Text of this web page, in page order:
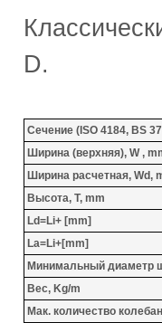
D.
Сечение (ISO 4184, BS
Ширина (верхняя), W ,
Ширина расчетная, Wd,
Высота, T, mm
Ld=Li+ [mm]
La=Li+[mm]
Минимальный диаметр
Вес, Kg/m
Мак. количество